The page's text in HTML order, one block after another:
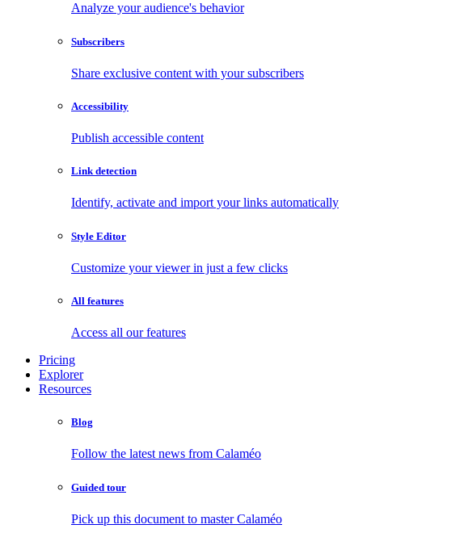
Analyze your audience's behavior
Subscribers
Share exclusive content with your subscribers
Accessibility
Publish accessible content
Link detection
Identify, activate and import your links automatically
Style Editor
Customize your viewer in just a few clicks
All features
Access all our features
Pricing
Explorer
Resources
Blog
Follow the latest news from Calaméo
Guided tour
Pick up this document to master Calaméo